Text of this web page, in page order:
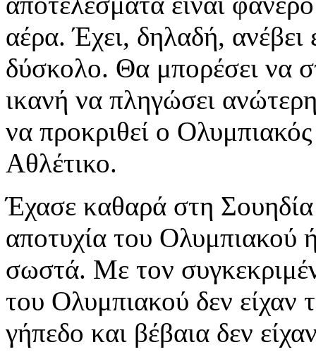
αέρα. Έχει, δηλαδή, ανέβει
δύσκολο. Θα μπορέσει να
ικανή να πληγώσει
να προκριθεί ο
Αθλέτικο.
Έχασε καθαρά στη
αποτυχία του Ολυμπιακού
σωστά. Με τον
του Ολυμπιακού δεν είχαν
γήπεδο και βέβαια δεν